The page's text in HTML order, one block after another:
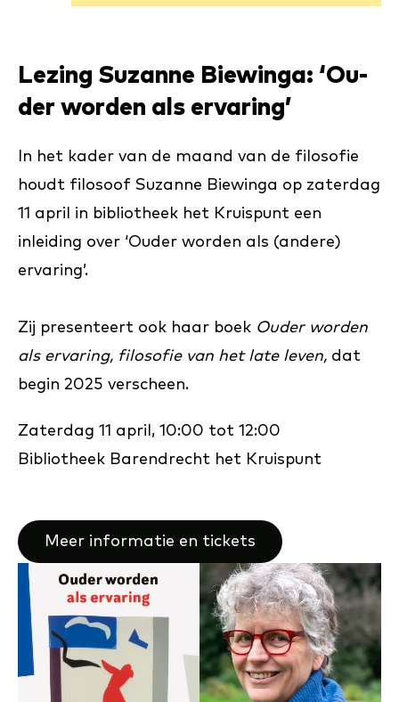
Le­zing Su­zan­ne Bie­win­ga: ‘Ou­
der wor­den als er­va­ring’
In het kader van de maand van de filosofie
houdt filosoof Suzanne Biewinga op zaterdag
11 april in bibliotheek het Kruispunt een
inleiding over ‘Ouder worden als (andere)
ervaring’.
Zij presenteert ook haar boek Ouder worden
als ervaring, filosofie van het late leven, dat
begin 2025 verscheen.
Zaterdag 11 april, 10:00 tot 12:00
Bibliotheek Barendrecht het Kruispunt
Meer informatie en tickets